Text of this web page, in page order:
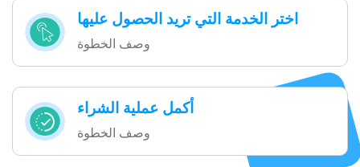
اختر الخدمة التي تريد الحصول عليها
وصف الخطوة
أكمل عملية الشراء
وصف الخطوة